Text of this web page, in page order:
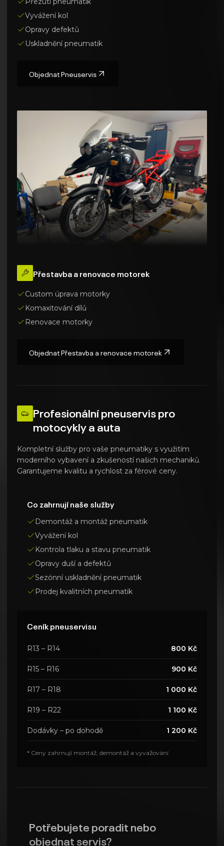
Vyvážení kol
Opravy defektů
Uskladnění pneumatik
ObjednatPneuservis
Přestavba a renovace motorek
Custom úprava motorky
Komaxitování dílů
Renovace motorky
ObjednatPřestavba a renovace motorek
Profesionální pneuservis pro
motocykly a auta
Kompletní služby pro vaše pneumatiky s využitím
moderního vybavení a zkušeností našich mechaniků.
Garantujeme kvalitu a rychlost za férové ceny.
Co zahrnují naše služby
Demontáž a montáž pneumatik
Vyvážení kol
Kontrola tlaku a stavu pneumatik
Opravy duší a defektů
Sezónní uskladnění pneumatik
Prodej kvalitních pneumatik
Ceník pneuservisu
R13 – R14 800 Kč
R15 – R16 900 Kč
R17 – R18 1 000 Kč
R19 – R22 1 100 Kč
Dodávky – po dohodě 1 200 Kč
* Ceny zahrnují montáž, demontáž a vyvažování
Potřebujete poradit nebo
objednat servis?